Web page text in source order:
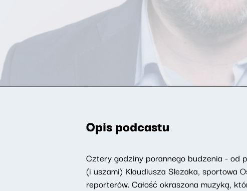
Opis podcastu
Cztery godziny porannego budzenia - od
(i uszami) Klaudiusza Slezaka, sportowa
reporterów. Całość okraszona muzyką,